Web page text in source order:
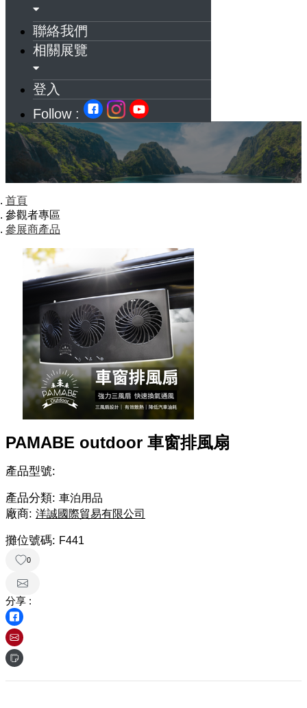
聯絡我們
相關展覽
登入
Follow :
首頁
參觀者專區
參展商產品
PAMABE outdoor 車窗排風扇
產品型號:
產品分類: 車泊用品
廠商: 洋誠國際貿易有限公司
攤位號碼: F441
0
分享 :